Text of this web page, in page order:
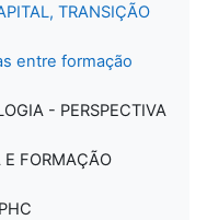
TRANSIÇÃO
entre formação
- PERSPECTIVA
FORMAÇÃO